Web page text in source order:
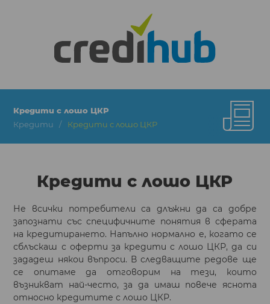
Кредити с лошо ЦКР
Кредити Кредити с лошо ЦКР
Кредити с лошо ЦКР
Не всички потребители са длъжни да са добре
запознати със специфичните понятия в сферата
на кредитирането. Напълно нормално е, когато се
сблъскаш с оферти за кредити с лошо ЦКР, да си
зададеш някои въпроси. В следващите редове ще
се опитаме да отговорим на тези, които
възникват най-често, за да имаш повече яснота
относно кредитите с лошо ЦКР.